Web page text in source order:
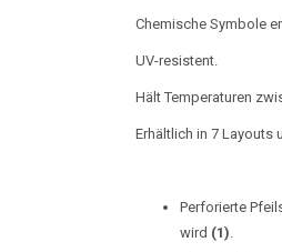
Chemische Symbole
UV-resistent.
Hält Temperaturen
Erhältlich in 7 Layouts
Perforierte
wird (1)